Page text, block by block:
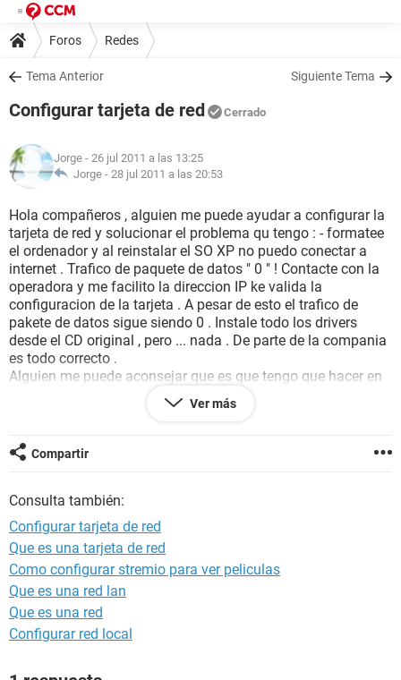
Foros Redes
Tema Anterior Siguiente Tema
Configurar tarjeta de red Cerrado
Jorge - 26 jul 2011 a las 13:25
Jorge - 28 jul 2011 a las 20:53
Hola compañeros , alguien me puede ayudar a configurar la
tarjeta de red y solucionar el problema qu tengo : - formatee
el ordenador y al reinstalar el SO XP no puedo conectar a
internet . Trafico de paquete de datos " 0 " ! Contacte con la
operadora y me facilito la direccion IP ke valida la
configuracion de la tarjeta . A pesar de esto el trafico de
pakete de datos sigue siendo 0 . Instale todo los drivers
desde el CD original , pero ... nada . De parte de la compania
es todo correcto .
Alguien me puede aconsejar que es que tengo que hacer en
este caso ? Como configurar la tarjeta de red de area local ?
Ver más
Compartir
Consulta también:
Configurar tarjeta de red
Que es una tarjeta de red
Como configurar stremio para ver peliculas
Que es una red lan
Que es una red
Configurar red local